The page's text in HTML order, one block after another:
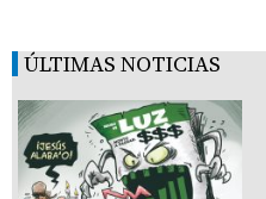
ÚLTIMAS NOTICIAS